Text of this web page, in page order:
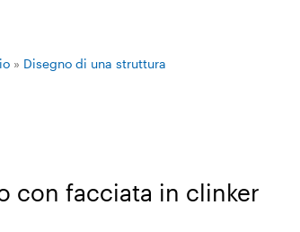
» Disegno di una struttura
con facciata in clinker